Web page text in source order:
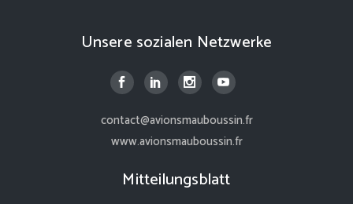
Unsere sozialen Netzwerke
contact@avionsmauboussin.fr
www.avionsmauboussin.fr
Mitteilungsblatt